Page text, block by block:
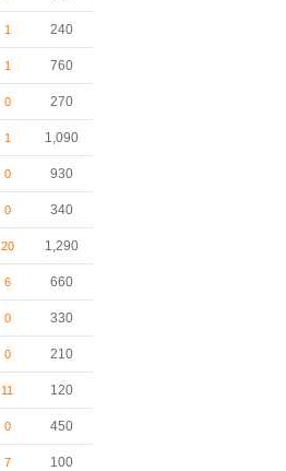
1 240
1 760
0 270
1 1,090
0 930
0 340
20 1,290
6 660
0 330
0 210
11 120
0 450
7 100